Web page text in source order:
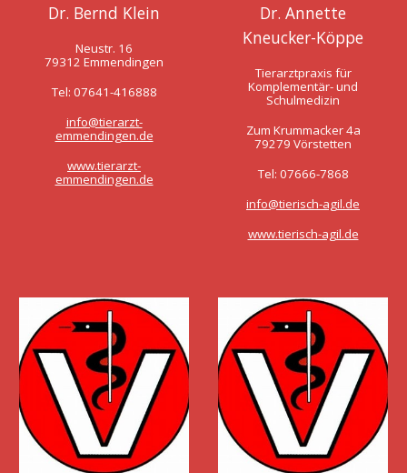
Dr. Bernd Klein
Neustr. 16
79312 Emmendingen
Tel: 07641-416888
info@tierarzt-
emmendingen.de
www.tierarzt-
emmendingen.de
Dr. Annette
Kneucker-Köppe
Tierarztpraxis für
Komplementär- und
Schulmedizin
Zum Krummacker 4a
79279 Vörstetten
Tel: 07666-7868
info@tierisch-agil.de
www.tierisch-agil.de